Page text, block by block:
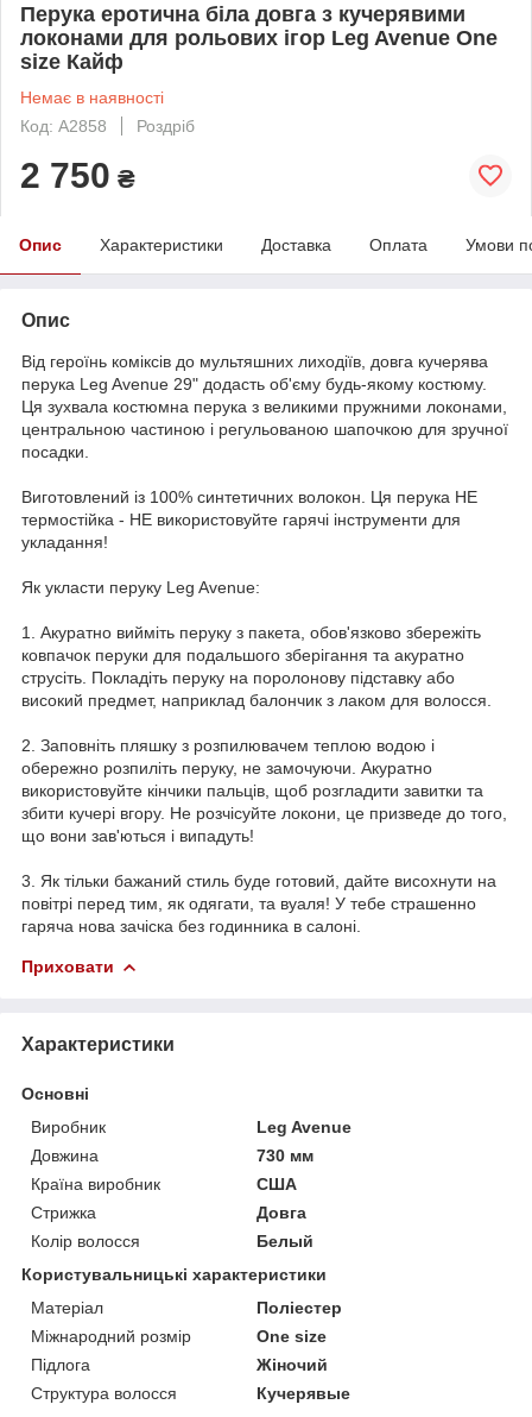
Перука еротична біла довга з кучерявими
локонами для рольових ігор Leg Avenue Оne
size Кайф
Немає в наявності
Код: A2858
Роздріб
2 750 ₴
Опис Характеристики Доставка Оплата Умови
Опис
Від героїнь коміксів до мультяшних лиходіїв, довга кучерява
перука Leg Avenue 29" додасть об'єму будь-якому костюму.
Ця зухвала костюмна перука з великими пружними локонами,
центральною частиною і регульованою шапочкою для зручної
посадки.
Виготовлений із 100% синтетичних волокон. Ця перука НЕ
термостійка - НЕ використовуйте гарячі інструменти для
укладання!
Як укласти перуку Leg Avenue:
1. Акуратно вийміть перуку з пакета, обов'язково збережіть
ковпачок перуки для подальшого зберігання та акуратно
струсіть. Покладіть перуку на поролонову підставку або
високий предмет, наприклад балончик з лаком для волосся.
2. Заповніть пляшку з розпилювачем теплою водою і
обережно розпиліть перуку, не замочуючи. Акуратно
використовуйте кінчики пальців, щоб розгладити завитки та
збити кучері вгору. Не розчісуйте локони, це призведе до того,
що вони зав'ються і випадуть!
3. Як тільки бажаний стиль буде готовий, дайте висохнути на
повітрі перед тим, як одягати, та вуаля! У тебе страшенно
гаряча нова зачіска без годинника в салоні.
Приховати
Характеристики
Основні
Виробник
Leg Avenue
Довжина
730 мм
Країна виробник
США
Стрижка
Довга
Колір волосся
Белый
Користувальницькі характеристики
Матеріал
Поліестер
Міжнародний розмір
One size
Підлога
Жіночий
Структура волосся
Кучерявые